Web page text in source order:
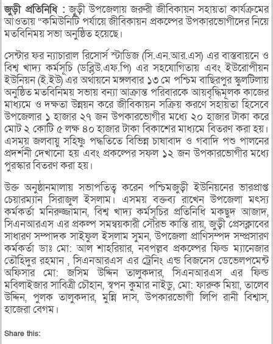
জুড়ী প্রতিনিধি : জুড়ী উপজেলায় জরুরী জীবিকায়ন সহায়তা কার্যক্রমের
আওতায় “কমিউনিটি পর্যায়ে জীবিকায়ন প্রকল্পের উপকারভোগীদের নিয়ে
মতবিনিময় সভা অনুষ্ঠিত হয়েছে।
সেন্টার ফর ন্যাচারাল রিসোর্স স্টাডিজ (সি.এন.আর.এস) এর বাস্তবায়নে ও
বিশ্ব খাদ্য কর্মসূচি (ডব্লিউ.এফ.পি) এর সহযোগিতায় এবং ইউরোপীয়ন
ইউনিয়ন (ই.ইউ) এর অর্থায়নে মঙ্গলবার ১৩ মে পশ্চিম বাছিরপুর স্কুলটিলায়
অনুষ্ঠিত মতবিনিময় সভায় বন্যা আক্রান্ত পরিবারকে আয়বৃদ্ধিমূলক কাজের
মাধ্যমে ও দক্ষতা উন্নয়ন করে জীবিকায়ন সক্রিয় করণে সহায়তা হিসেবে
উপজেলার ১ হাজার ২৭ জন উপকারভোগীর মধ্যে ২০ হাজার টাকা করে
মোট ২ কোটি ৫ লক্ষ ৪০ হাজার টাকা বিকাশের মাধ্যমে বিতরণ করা হয়।
এসময় জলবায়ু সহিষ্ণু পদ্ধতিতে বিভিন্ন চাষাবাদ ও গবাদি পশু পালনের
প্রদর্শনী দেখানো হয় এবং প্রকল্পের সফল ১২ জন উপকারভোগীর মধ্যে
পুরস্কার বিতরণ করা হয়।
উক্ত অনুষ্ঠানমালায় সভাপতিত্ব করেন পশ্চিমজুড়ী ইউনিয়নের ভারপ্রাপ্ত
চেয়ারম্যান সিরাজুল ইসলাম। এসময় বক্তব্য রাখেন উপজেলা মৎস্য
কর্মকর্তা মনিরুজ্জামান, বিশ্ব খাদ্য কর্মসূচির প্রতিনিধি মকছুদ আজাদ,
সিএনআরএস এর প্রকল্প সমন্বয়কারী সৌরভ কান্তি রায়, জুড়ী প্রেসক্লাবের
সাধারণ সম্পাদক সাইফুল ইসলাম সুমন, উপজেলা প্রাণিসম্পদ সম্প্রসারণ
কর্মকর্তা ডাঃ মো: আল শাহরিয়ার, নবপল্লব প্রকল্পের ফিল্ড ম্যানেজার
তৌহিদুর রহমান , সিএনআরএস এর ট্রেনিং এন্ড বিজনেস ডেভেলপমেন্ট
অফিসার মো: জসিম উদ্দিন তালুকদার, সিএনআরএস এর ফিল্ড
মবিলাইজার সাবিত্রী চৌহান, স্বপন কুমার নাইডু, মো: ফারুক মিয়া, তালেব
উদ্দিন, পুলক তালুকদার, মুন্নি দাস, উপকারভোগী লিপি রানী বিশ্বাস,
হাজেরা বেগম।
Share this: